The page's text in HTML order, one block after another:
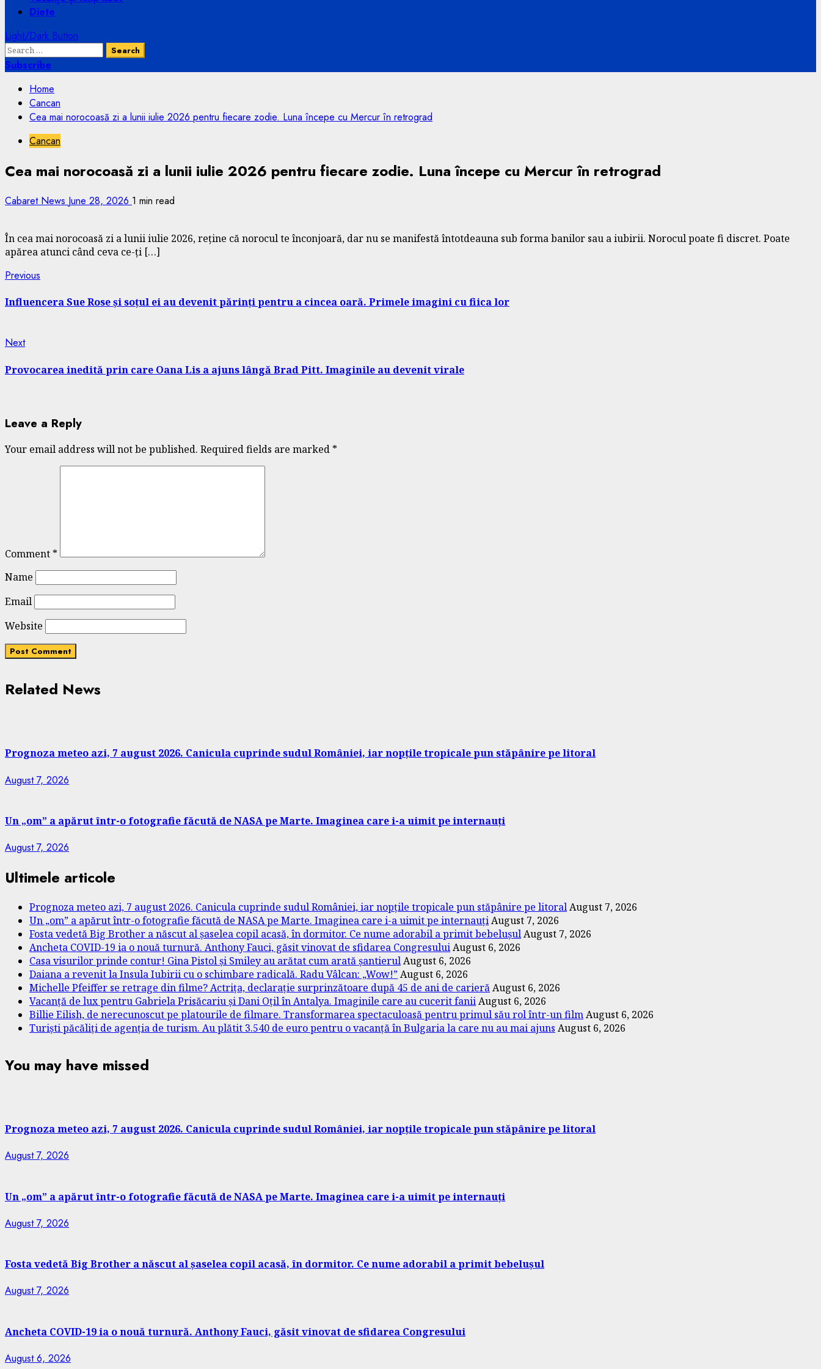
Diete
Light/Dark Button
Search
for:
Subscribe
Home
Cancan
Cea mai norocoasă zi a lunii iulie 2026 pentru fiecare zodie. Luna începe cu Mercur în retrograd
Cancan
Cea mai norocoasă zi a lunii iulie 2026 pentru fiecare zodie. Luna începe cu Mercur în retrograd
Cabaret News June 28, 2026 1 min read
În cea mai norocoasă zi a lunii iulie 2026, reține că norocul te înconjoară, dar nu se manifestă întotdeauna sub forma banilor sau a iubirii. Norocul poate fi discret. Poate
apărea atunci când ceva ce-ți […]
Continue
Reading
Previous
Influencera Sue Rose și soțul ei au devenit părinți pentru a cincea oară. Primele imagini cu fiica lor
NextNext
Provocarea inedită prin care Oana Lis a ajuns lângă Brad Pitt. Imaginile au devenit virale
Leave a Reply
Your email address will not be published. Required fields are marked *
Comment *
Name
Email
Website
Related News
Prognoza meteo azi, 7 august 2026. Canicula cuprinde sudul României, iar nopțile tropicale pun stăpânire pe litoral
August 7, 2026
Un „om” a apărut într-o fotografie făcută de NASA pe Marte. Imaginea care i-a uimit pe internauți
August 7, 2026
Ultimele articole
Prognoza meteo azi, 7 august 2026. Canicula cuprinde sudul României, iar nopțile tropicale pun stăpânire pe litoralAugust 7, 2026
Un „om” a apărut într-o fotografie făcută de NASA pe Marte. Imaginea care i-a uimit pe internauțiAugust 7, 2026
Fosta vedetă Big Brother a născut al șaselea copil acasă, în dormitor. Ce nume adorabil a primit bebelușulAugust 7, 2026
Ancheta COVID-19 ia o nouă turnură. Anthony Fauci, găsit vinovat de sfidarea CongresuluiAugust 6, 2026
Casa visurilor prinde contur! Gina Pistol și Smiley au arătat cum arată șantierulAugust 6, 2026
Daiana a revenit la Insula Iubirii cu o schimbare radicală. Radu Vâlcan: „Wow!”August 6, 2026
Michelle Pfeiffer se retrage din filme? Actrița, declarație surprinzătoare după 45 de ani de carierăAugust 6, 2026
Vacanță de lux pentru Gabriela Prisăcariu și Dani Oțil în Antalya. Imaginile care au cucerit faniiAugust 6, 2026
Billie Eilish, de nerecunoscut pe platourile de filmare. Transformarea spectaculoasă pentru primul său rol într-un filmAugust 6, 2026
Turiști păcăliți de agenția de turism. Au plătit 3.540 de euro pentru o vacanță în Bulgaria la care nu au mai ajuns August 6, 2026
You may have missed
Prognoza meteo azi, 7 august 2026. Canicula cuprinde sudul României, iar nopțile tropicale pun stăpânire pe litoral
August 7, 2026
Un „om” a apărut într-o fotografie făcută de NASA pe Marte. Imaginea care i-a uimit pe internauți
August 7, 2026
Fosta vedetă Big Brother a născut al șaselea copil acasă, în dormitor. Ce nume adorabil a primit bebelușul
August 7, 2026
Ancheta COVID-19 ia o nouă turnură. Anthony Fauci, găsit vinovat de sfidarea Congresului
August 6, 2026